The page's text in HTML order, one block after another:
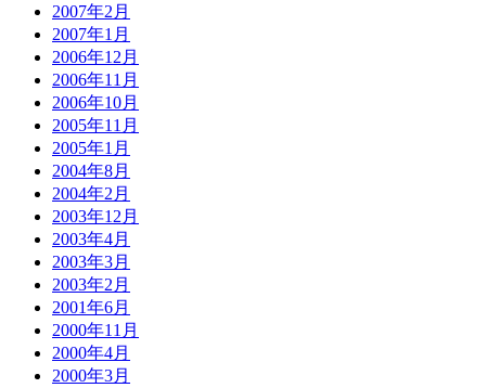
2007年2月
2007年1月
2006年12月
2006年11月
2006年10月
2005年11月
2005年1月
2004年8月
2004年2月
2003年12月
2003年4月
2003年3月
2003年2月
2001年6月
2000年11月
2000年4月
2000年3月